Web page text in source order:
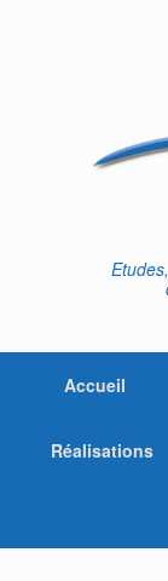
Accueil
Réalisations